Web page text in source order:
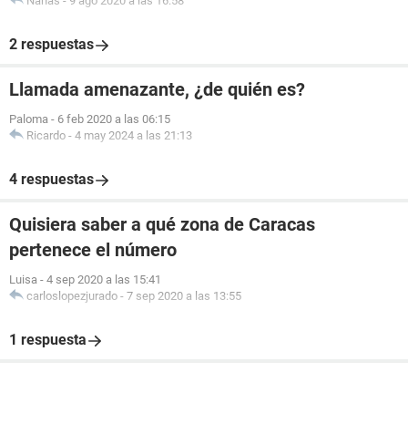
2 respuestas
Llamada amenazante, ¿de quién es?
Paloma - 6 feb 2020 a las 06:15
Ricardo - 4 may 2024 a las 21:13
4 respuestas
Quisiera saber a qué zona de Caracas
pertenece el número
Luisa - 4 sep 2020 a las 15:41
carloslopezjurado - 7 sep 2020 a las 13:55
1 respuesta